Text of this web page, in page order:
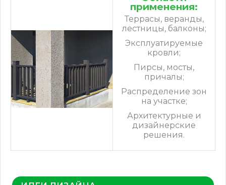
применения:
Террасы, веранды,
лестницы, балконы;
Эксплуатируемые
кровли;
Пирсы, мосты,
причалы;
Распределение зон
на участке;
Архитектурные и
дизайнерские
решения.